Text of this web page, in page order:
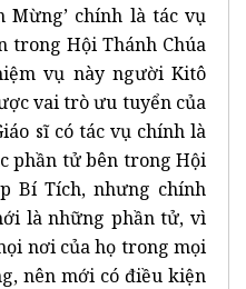
Mừng’ chính là tác vụ
trong Hội Thánh Chúa
vụ này người Kitô
vai trò ưu tuyển của
sĩ có tác vụ chính là
phần tử bên trong Hội
Bí Tích, nhưng chính
là những phần tử, vì
nơi của họ trong mọi
nên mới có điều kiện